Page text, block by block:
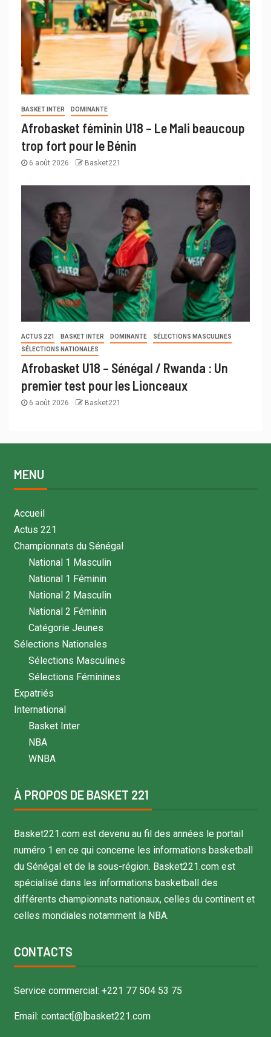
BASKET INTER DOMINANTE
Afrobasket féminin U18 – Le Mali beaucoup
trop fort pour le Bénin
6 août 2026 Basket221
ACTUS 221 BASKET INTER DOMINANTE
SÉLECTIONS MASCULINES
SÉLECTIONS NATIONALES
Afrobasket U18 – Sénégal / Rwanda : Un
premier test pour les Lionceaux
6 août 2026 Basket221
MENU
Accueil
Actus 221
Championnats du Sénégal
National 1 Masculin
National 1 Féminin
National 2 Masculin
National 2 Féminin
Catégorie Jeunes
Sélections Nationales
Sélections Masculines
Sélections Féminines
Expatriés
International
Basket Inter
NBA
WNBA
À PROPOS DE BASKET 221
Basket221.com est devenu au fil des années le portail
numéro 1 en ce qui concerne les informations basketball
du Sénégal et de la sous-région. Basket221.com est
spécialisé dans les informations basketball des
différents championnats nationaux, celles du continent et
celles mondiales notamment la NBA.
CONTACTS
Service commercial: +221 77 504 53 75
Email: contact[@]basket221.com